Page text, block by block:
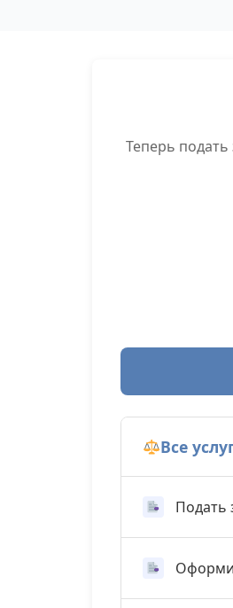
Теперь
Все
Подать